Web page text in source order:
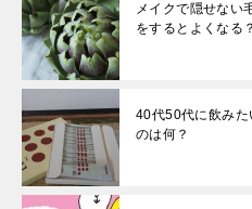
メイクで隠せない
をするとよくなる？
40代50代に飲みた
のは何？